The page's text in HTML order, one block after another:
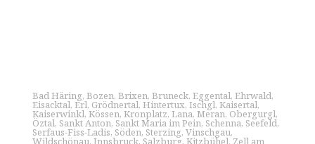
Bad Häring, Bozen, Brixen, Bruneck, Eggental, Ehrwald,
Eisacktal, Erl, Grödnertal, Hintertux, Ischgl, Kaisertal,
Kaiserwinkl, Kössen, Kronplatz, Lana, Meran, Obergurgl,
Öztal, Sankt Anton, Sankt Maria im Pein, Schenna, Seefeld,
Serfaus-Fiss-Ladis, Söden, Sterzing, Vinschgau,
Wildschönau, Innsbruck, Salzburg, Kitzbühel, Zell am